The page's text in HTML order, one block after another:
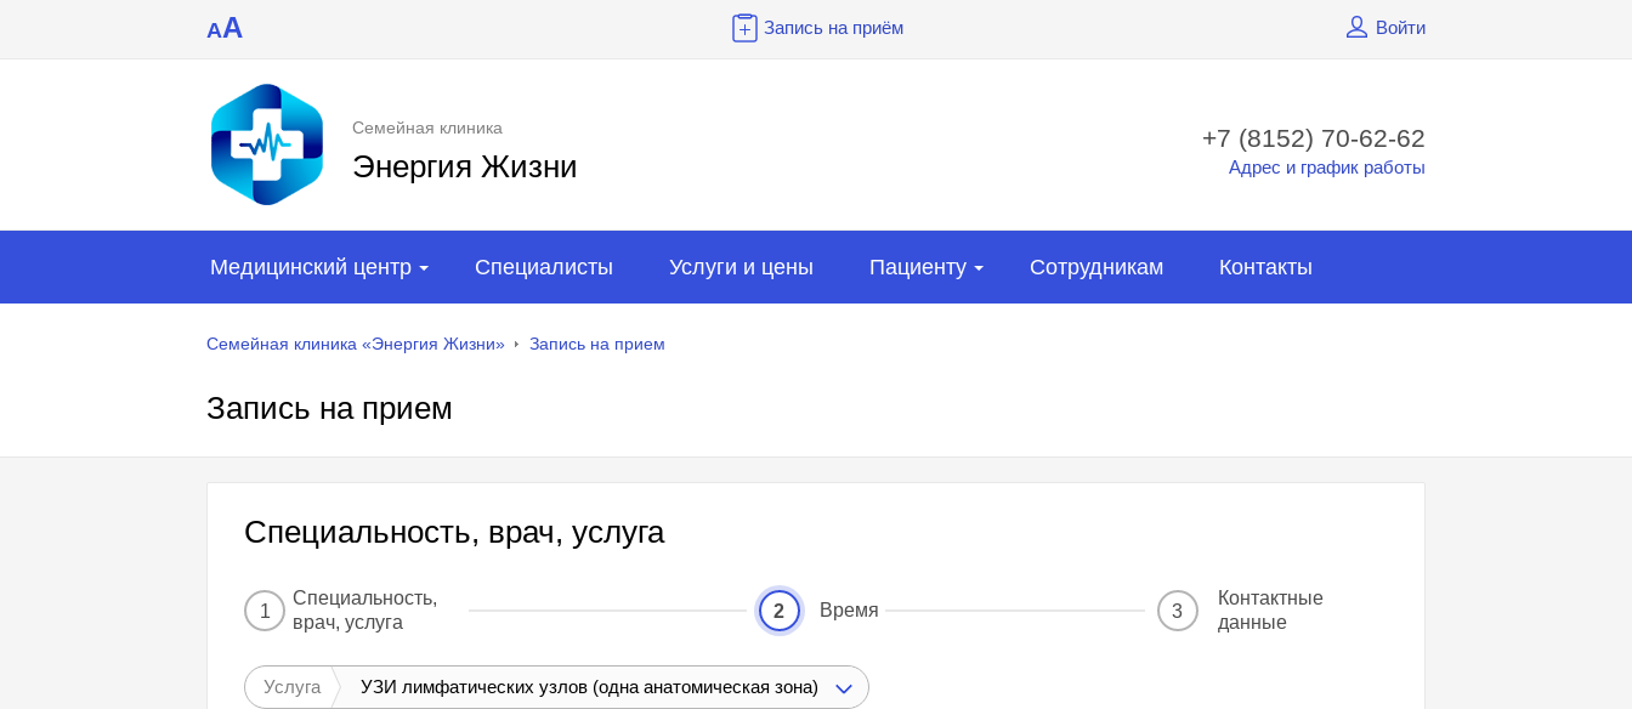
AA Запись на приём Войти
Семейная клиника
Энергия Жизни
+7 (8152) 70-62-62
Адрес и график работы
Медицинский центр Специалисты Услуги и цены Пациенту Сотрудникам Контакты
Семейная клиника «Энергия Жизни» Запись на прием
Запись на прием
Специальность, врач, услуга
1
Специальность,
врач, услуга
2 Время 3
Контактные
данные
Услуга УЗИ лимфатических узлов (одна анатомическая зона)